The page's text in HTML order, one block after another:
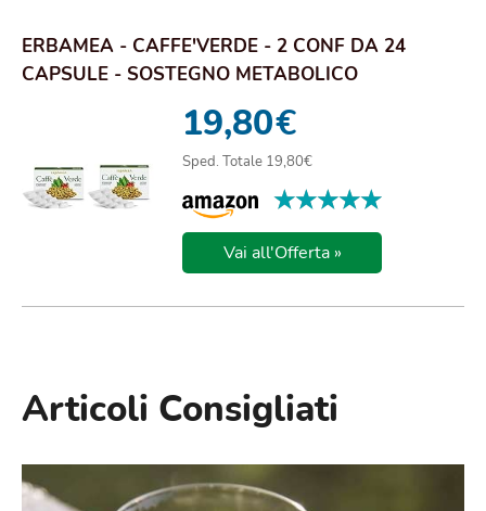
ERBAMEA - CAFFE'VERDE - 2 CONF DA 24
CAPSULE - SOSTEGNO METABOLICO
19,80€
Sped. Totale 19,80€
★★★★★
★★★★★
Vai all'Offerta »
Articoli Consigliati